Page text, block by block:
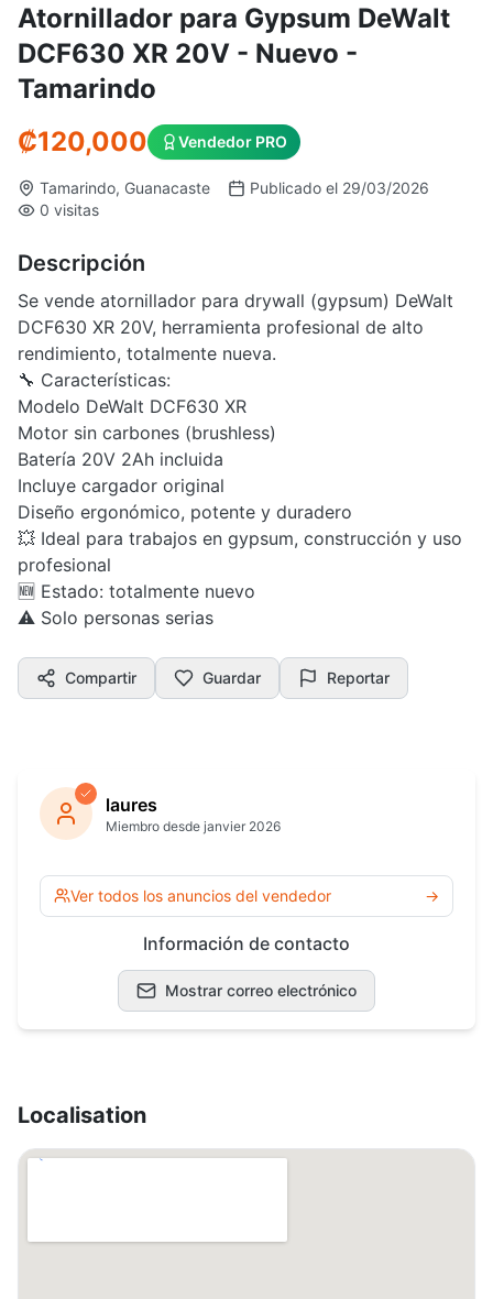
Atornillador para Gypsum DeWalt
DCF630 XR 20V - Nuevo -
Tamarindo
₡120,000 Vendedor PRO
Tamarindo, Guanacaste
Publicado el 29/03/2026
0 visitas
Descripción
Se vende atornillador para drywall (gypsum) DeWalt
DCF630 XR 20V, herramienta profesional de alto
rendimiento, totalmente nueva.
🔧 Características:
Modelo DeWalt DCF630 XR
Motor sin carbones (brushless)
Batería 20V 2Ah incluida
Incluye cargador original
Diseño ergonómico, potente y duradero
💥 Ideal para trabajos en gypsum, construcción y uso
profesional
🆕 Estado: totalmente nuevo
⚠️ Solo personas serias
Compartir Guardar Reportar
laures
Miembro desde janvier 2026
Ver todos los anuncios del vendedor →
Información de contacto
Mostrar correo electrónico
Localisation